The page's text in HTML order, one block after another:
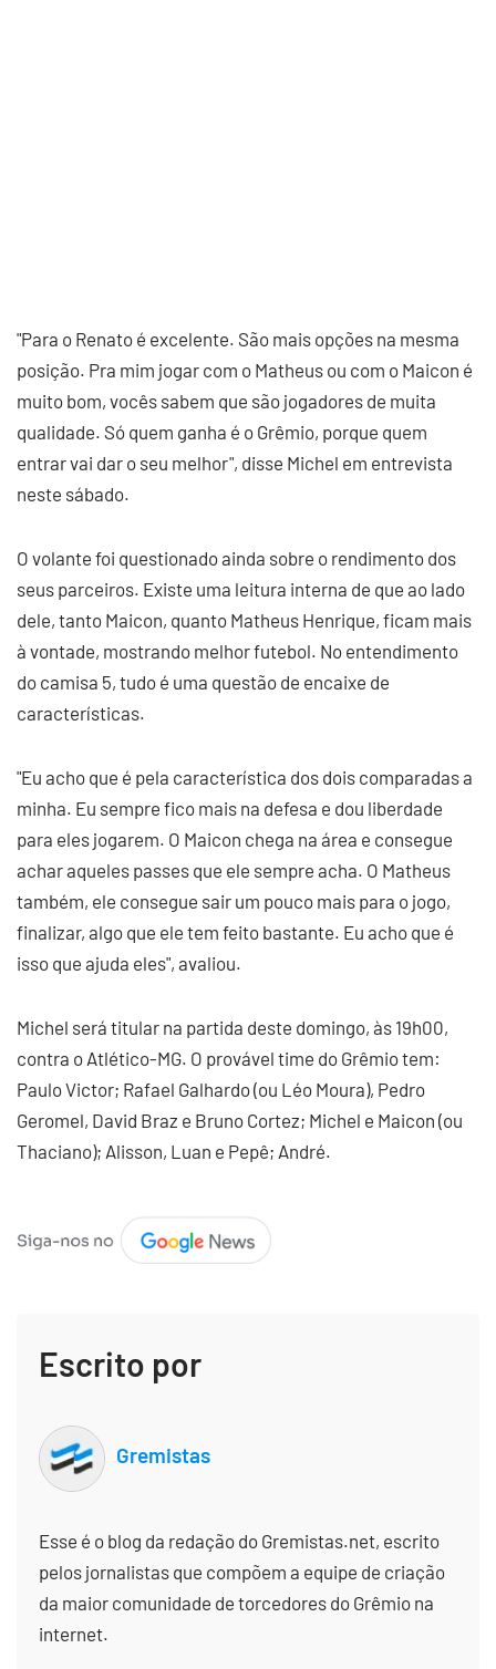
"Para o Renato é excelente. São mais opções na mesma
posição. Pra mim jogar com o Matheus ou com o Maicon é
muito bom, vocês sabem que são jogadores de muita
qualidade. Só quem ganha é o Grêmio, porque quem
entrar vai dar o seu melhor", disse Michel em entrevista
neste sábado.
O volante foi questionado ainda sobre o rendimento dos
seus parceiros. Existe uma leitura interna de que ao lado
dele, tanto Maicon, quanto Matheus Henrique, ficam mais
à vontade, mostrando melhor futebol. No entendimento
do camisa 5, tudo é uma questão de encaixe de
características.
"Eu acho que é pela característica dos dois comparadas a
minha. Eu sempre fico mais na defesa e dou liberdade
para eles jogarem. O Maicon chega na área e consegue
achar aqueles passes que ele sempre acha. O Matheus
também, ele consegue sair um pouco mais para o jogo,
finalizar, algo que ele tem feito bastante. Eu acho que é
isso que ajuda eles", avaliou.
Michel será titular na partida deste domingo, às 19h00,
contra o Atlético-MG. O provável time do Grêmio tem:
Paulo Victor; Rafael Galhardo (ou Léo Moura), Pedro
Geromel, David Braz e Bruno Cortez; Michel e Maicon (ou
Thaciano); Alisson, Luan e Pepê; André.
Escrito por
Gremistas
Esse é o blog da redação do Gremistas.net, escrito
pelos jornalistas que compõem a equipe de criação
da maior comunidade de torcedores do Grêmio na
internet.